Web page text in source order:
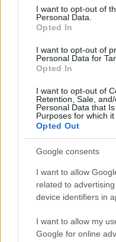
consent section.
I want to opt-out of
Personal Data.
Opted In
I want to opt-out of
Personal Data for
Opted In
I want to opt-out of
Retention, Sale,
Personal Data that
Purposes for which it
Opted Out
Google consents
I want to allow
related to
device identifiers in
I want to allow my
Google for online
visszatérő
hatással van az
ökoszisztémájára,
külföldön élő indiai
fektet be hazai
innovációt és a